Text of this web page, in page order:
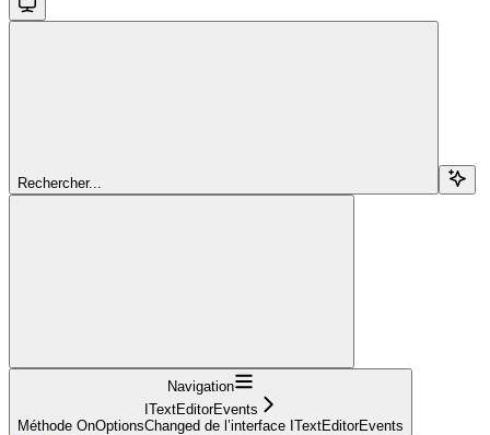
Rechercher...
Navigation
ITextEditorEvents
Méthode OnOptionsChanged de l’interface ITextEditorEvents